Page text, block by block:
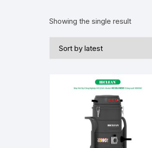
Showing the single result